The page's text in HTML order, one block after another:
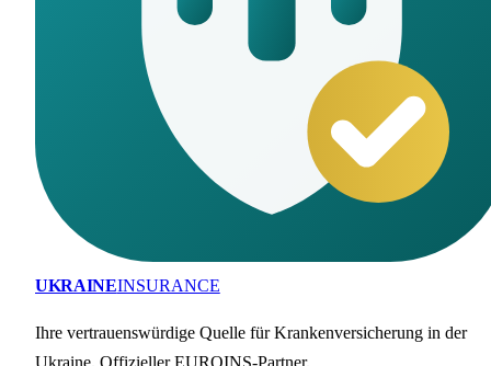
UKRAINEINSURANCE
Ihre vertrauenswürdige Quelle für Krankenversicherung in der